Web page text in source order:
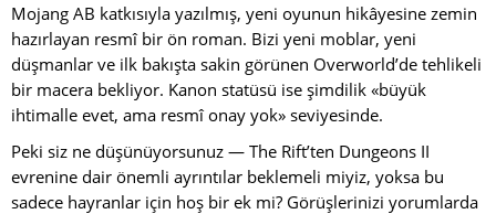
Mojang AB katkısıyla yazılmış, yeni oyunun hikâyesine zemin
hazırlayan resmî bir ön roman. Bizi yeni moblar, yeni
düşmanlar ve ilk bakışta sakin görünen Overworld’de tehlikeli
bir macera bekliyor. Kanon statüsü ise şimdilik «büyük
ihtimalle evet, ama resmî onay yok» seviyesinde.
Peki siz ne düşünüyorsunuz — The Rift’ten Dungeons II
evrenine dair önemli ayrıntılar beklemeli miyiz, yoksa bu
sadece hayranlar için hoş bir ek mi? Görüşlerinizi yorumlarda